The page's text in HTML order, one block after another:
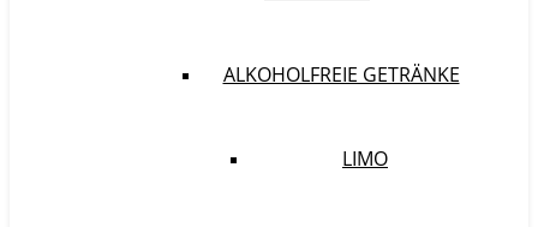
ALKOHOLFREIE GETRÄNKE
LIMO